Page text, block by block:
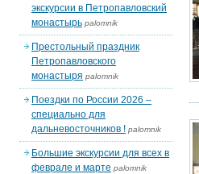
экскурсии в Петропавловский
монастырь palomnik
Престольный праздник
Петропавловского
монастыря palomnik
Поездки по России 2026 –
специально для
дальневосточников ! palomnik
Большие экскурсии для всех в
феврале и марте palomnik